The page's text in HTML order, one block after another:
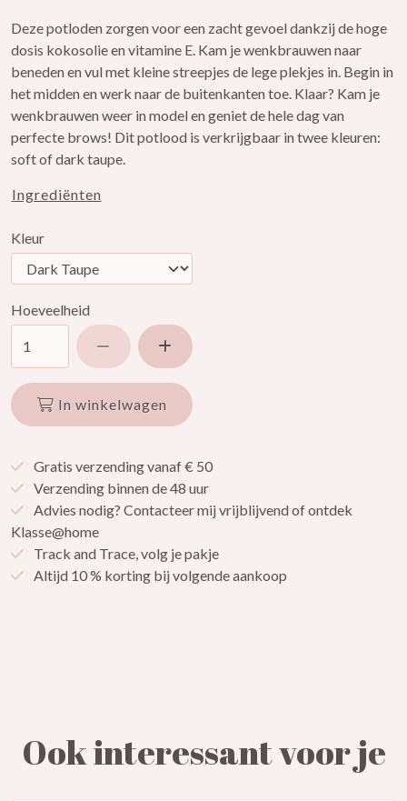
Deze potloden zorgen voor een zacht gevoel dankzij de hoge
dosis kokosolie en vitamine E. Kam je wenkbrauwen naar
beneden en vul met kleine streepjes de lege plekjes in. Begin in
het midden en werk naar de buitenkanten toe. Klaar? Kam je
wenkbrauwen weer in model en geniet de hele dag van
perfecte brows! Dit potlood is verkrijgbaar in twee kleuren:
soft of dark taupe.
Ingrediënten
Kleur
Hoeveelheid
Verlaag hoeveelheidVerhoog hoeveelheid
In winkelwagen
Gratis verzending vanaf € 50
Verzending binnen de 48 uur
Advies nodig? Contacteer mij vrijblijvend of ontdek
Klasse@home
Track and Trace, volg je pakje
Altijd 10 % korting bij volgende aankoop
Ook interessant voor je